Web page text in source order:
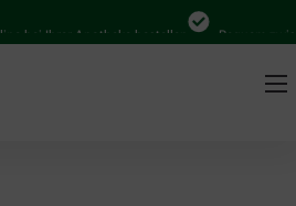
bei Ihrer Apotheke bestellen Bequem